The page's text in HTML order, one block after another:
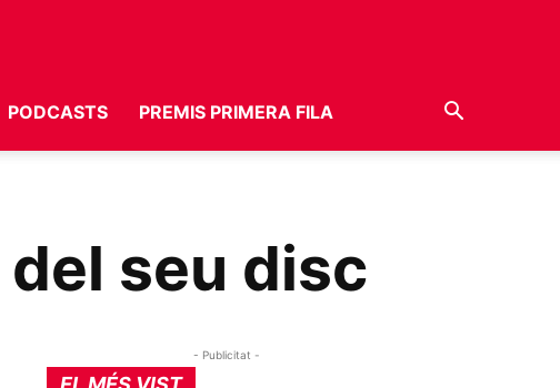
PODCASTS PREMIS PRIMERA FILA
seu disc
- Publicitat -